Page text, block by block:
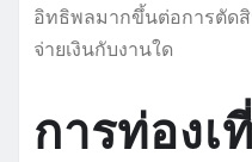
อิทธิพลมากขึ้นต่อการตัดสิ
จ่ายเงินกับงานใด
การท่องเ